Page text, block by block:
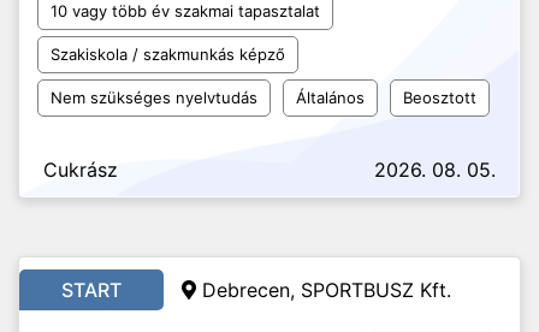
10 vagy több év szakmai tapasztalat
Szakiskola / szakmunkás képző
Nem szükséges nyelvtudás Általános Beosztott
Cukrász 2026. 08. 05.
START Debrecen, SPORTBUSZ Kft.